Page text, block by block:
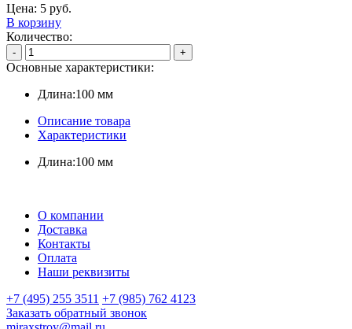
Цена: 5 руб.
В корзину
Количество:
- +
Основные характеристики:
Длина:100 мм
Описание товара
Характеристики
Длина:100 мм
О компании
Доставка
Контакты
Оплата
Наши реквизиты
+7 (495) 255 3511 +7 (985) 762 4123
Заказать обратный звонок